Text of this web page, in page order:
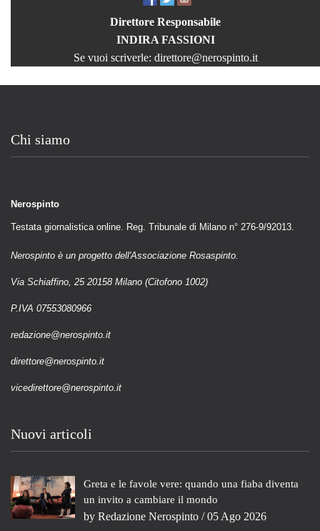
Direttore Responsabile
INDIRA FASSIONI
Se vuoi scriverle: direttore@nerospinto.it
Chi siamo
Nerospinto
Testata giornalistica online. Reg. Tribunale di Milano n° 276-9/92013.
Nerospinto è un progetto dell'Associazione Rosaspinto.
Via Schiaffino, 25 20158 Milano (Citofono 1002)
P.IVA 07553080966
redazione@nerospinto.it
direttore@nerospinto.it
vicedirettore@nerospinto.it
Nuovi articoli
Greta e le favole vere: quando una fiaba diventa
un invito a cambiare il mondo
by Redazione Nerospinto / 05 Ago 2026